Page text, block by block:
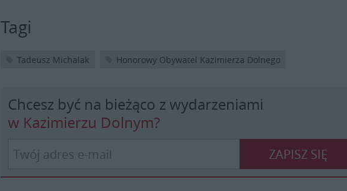
Tagi
Tadeusz Michalak Honorowy Obywatel Kazimierza Dolnego
Chcesz być na bieżąco z wydarzeniami
w Kazimierzu Dolnym?
ZAPISZ SIĘ